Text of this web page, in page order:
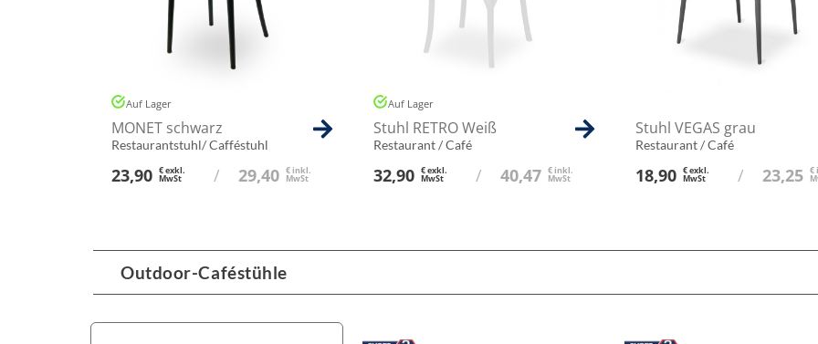
Auf Lager
MONET schwarz
Restaurantstuhl/ Cafféstuhl
23,90 € exkl.
MwSt / 29,40 € inkl.
MwSt
Auf Lager
Stuhl RETRO Weiß
Restaurant / Café
32,90 € exkl.
MwSt / 40,47 € inkl.
MwSt
Stuhl VEGAS grau
Restaurant / Café
18,90 € exkl.
MwSt / 23,25 €
Outdoor-Caféstühle